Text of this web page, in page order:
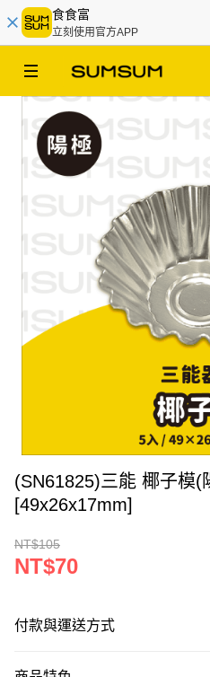
食食富
立刻使用官方APP
(SN61825)三能 椰子模(陽極)(5入)
[49x26x17mm]
NT$105
NT$70
付款與運送方式